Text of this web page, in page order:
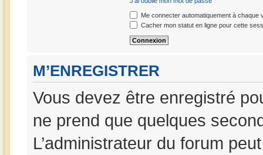
Me connecter automatiquement à chaque
Cacher mon statut en ligne pour cette
M’ENREGISTRER
Vous devez être enregistré
ne prend que quelques
L’administrateur du forum